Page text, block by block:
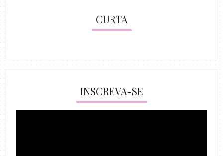
CURTA
INSCREVA-SE